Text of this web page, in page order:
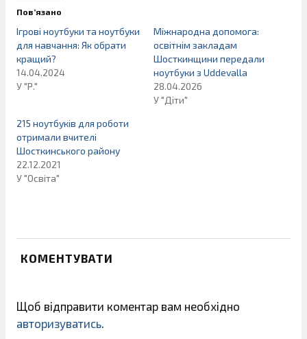
Пов’язано
Ігрові ноутбуки та ноутбуки
для навчання: Як обрати
кращий?
14.04.2024
У "Р."
Міжнародна допомога:
освітнім закладам
Шосткинщини передали
ноутбуки з Uddevalla
28.04.2026
У "Діти"
215 ноутбуків для роботи
отримали вчителі
Шосткинського району
22.12.2021
У "Освіта"
КОМЕНТУВАТИ
Щоб відправити коментар вам необхідно
авторизуватись.